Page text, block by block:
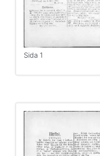
Sida 1